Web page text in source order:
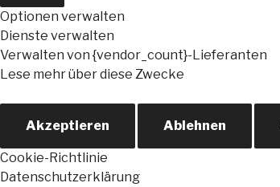
Optionen verwalten
Dienste verwalten
Verwalten von {vendor_count}-Lieferanten
Lese mehr über diese Zwecke
Akzeptieren Ablehnen
Cookie-Richtlinie
Datenschutzerklärung